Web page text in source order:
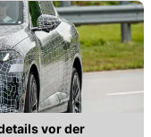
vor der